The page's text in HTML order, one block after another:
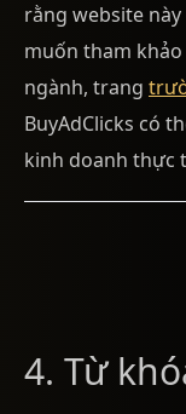
rằng website
muốn tham
ngành, trang
BuyAdClicks có
kinh doanh thực
4. Từ